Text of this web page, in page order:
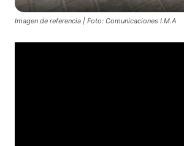
Imagen de referencia | Foto: Comunicaciones I.M.A